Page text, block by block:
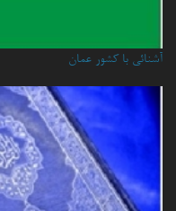
آشنائي با كشور عمان